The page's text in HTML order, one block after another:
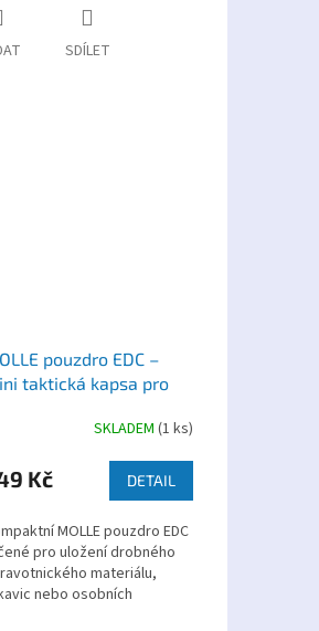
SDÍLET
pouzdro EDC –
taktická kapsa pro
SKLADEM (1 ks)
Kč DETAIL
MOLLE pouzdro EDC
pro uložení drobného
materiálu,
nebo osobních